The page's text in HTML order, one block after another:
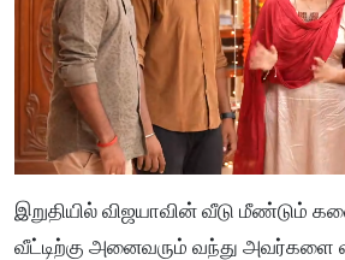
இறுதியில் விஜயாவின் வீடு மீண்டும்
வீட்டிற்கு அனைவரும் வந்து அவர்களை